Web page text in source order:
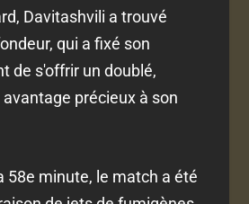
Davitashvili a trouvé
qui a fixé son
de s'offrir un doublé,
précieux à son
58e minute, le match a été